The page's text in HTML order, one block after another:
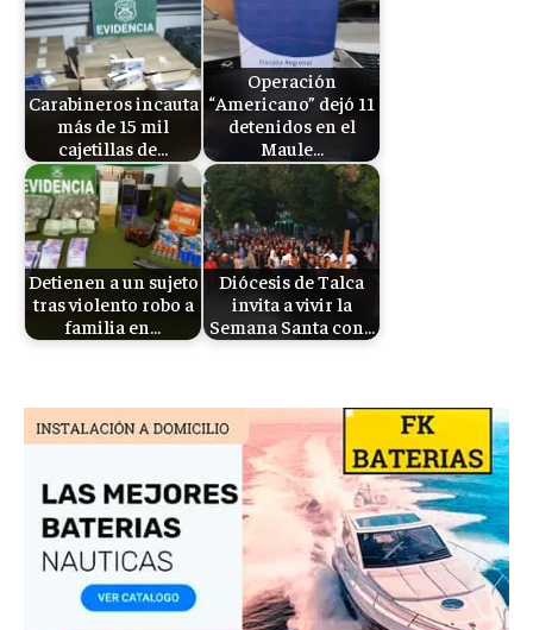
Carabineros incauta
más de 15 mil
cajetillas de…
Operación
“Americano” dejó 11
detenidos en el
Maule…
Detienen a un sujeto
tras violento robo a
familia en…
Diócesis de Talca
invita a vivir la
Semana Santa con…